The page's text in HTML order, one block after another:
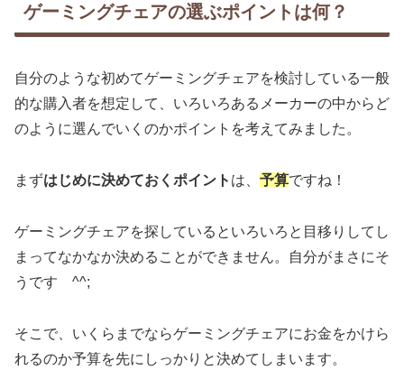
ゲーミングチェアの選ぶポイントは何？
自分のような初めてゲーミングチェアを検討している一般
的な購入者を想定して、いろいろあるメーカーの中からど
のように選んでいくのかポイントを考えてみました。
まずはじめに決めておくポイント は、 予算ですね！
ゲーミングチェアを探しているといろいろと目移りしてし
まってなかなか決めることができません。自分がまさにそ
うです ^^;
そこで、いくらまでならゲーミングチェアにお金をかけら
れるのか予算を先にしっかりと決めてしまいます。